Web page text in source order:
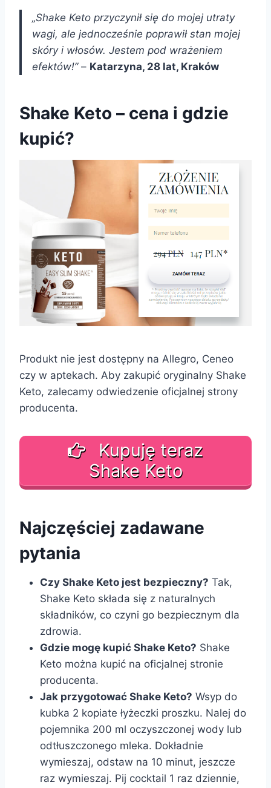
„Shake Keto przyczynił się do mojej utraty
wagi, ale jednocześnie poprawił stan mojej
skóry i włosów. Jestem pod wrażeniem
efektów!”– Katarzyna, 28 lat, Kraków
Shake Keto – cena i gdzie
kupić?
Produkt nie jest dostępny na Allegro, Ceneo
czy w aptekach. Aby zakupić oryginalny Shake
Keto, zalecamy odwiedzenie oficjalnej strony
producenta.
Kupuję teraz
Shake Keto
Najczęściej zadawane
pytania
Czy Shake Keto jest bezpieczny? Tak,
Shake Keto składa się z naturalnych
składników, co czyni go bezpiecznym dla
zdrowia.
Gdzie mogę kupić Shake Keto? Shake
Keto można kupić na oficjalnej stronie
producenta.
Jak przygotować Shake Keto? Wsyp do
kubka 2 kopiate łyżeczki proszku. Nalej do
pojemnika 200 ml oczyszczonej wody lub
odtłuszczonego mleka. Dokładnie
wymieszaj, odstaw na 10 minut, jeszcze
raz wymieszaj. Pij cocktail 1 raz dziennie,